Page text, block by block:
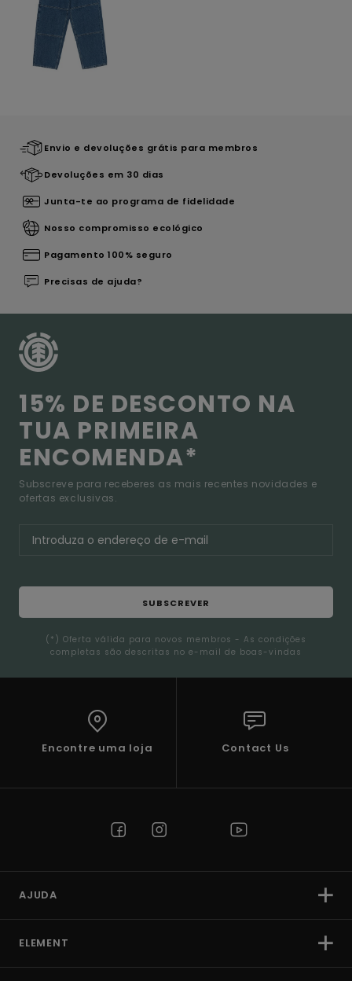
Envio e devoluções grátis para membros
Devoluções em 30 dias
Junta-te ao programa de fidelidade
Nosso compromisso ecológico
Pagamento 100% seguro
Precisas de ajuda?
15% DE DESCONTO NA
TUA PRIMEIRA
ENCOMENDA*
Subscreve para receberes as mais recentes novidades e
ofertas exclusivas.
SUBSCREVER
(*) Oferta válida para novos membros - As condições
completas são descritas no e-mail de boas-vindas
Encontre uma loja Contact Us
AJUDA
ELEMENT